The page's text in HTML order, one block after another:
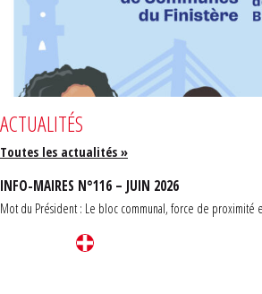
ACTUALITÉS
Toutes les actualités »
INFO-MAIRES N°116 – JUIN 2026
Mot du Président : Le bloc communal, force de proximité